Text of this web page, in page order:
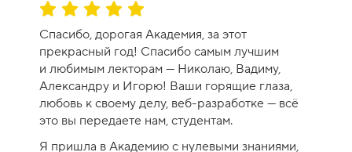
О
ц
е
н
к
а
к
у
р
Спасибо, дорогая Академия, за этот
прекрасный год! Спасибо самым лучшим
и любимым лекторам — Николаю, Вадиму,
Александру и Игорю! Ваши горящие глаза,
любовь к своему делу, веб-разработке — всё
это вы передаете нам, студентам.
Я пришла в Академию с нулевыми знаниями,